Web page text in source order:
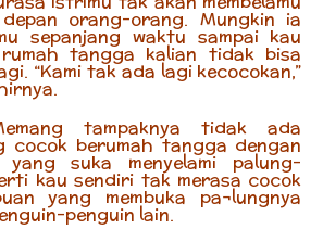
orang-orang. Mungkin ia
sepanjang waktu sampai kau
tangga kalian tidak bisa
“Kami tak ada lagi kecocokan,”
tampaknya tidak ada
cocok berumah tangga dengan
yang suka menyelami palung-
kau sendiri tak merasa cocok
yang membuka pa¬lungnya
penguin lain.